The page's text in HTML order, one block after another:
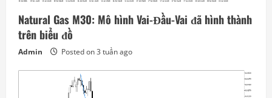
Natural Gas M30: Mô hình Vai-Đầu-Vai đã hình thành
trên biểu đồ
Admin Posted on 3 tuần ago